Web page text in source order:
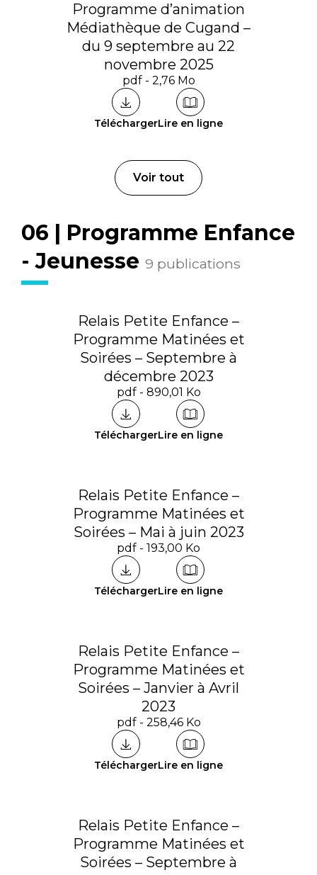
Programme d’animation
Médiathèque de Cugand –
du 9 septembre au 22
novembre 2025
pdf - 2,76 Mo
TéléchargerLire en ligne
Voir tout
06 | Programme Enfance
- Jeunesse 9 publications
Relais Petite Enfance –
Programme Matinées et
Soirées – Septembre à
décembre 2023
pdf - 890,01 Ko
TéléchargerLire en ligne
Relais Petite Enfance –
Programme Matinées et
Soirées – Mai à juin 2023
pdf - 193,00 Ko
TéléchargerLire en ligne
Relais Petite Enfance –
Programme Matinées et
Soirées – Janvier à Avril
2023
pdf - 258,46 Ko
TéléchargerLire en ligne
Relais Petite Enfance –
Programme Matinées et
Soirées – Septembre à